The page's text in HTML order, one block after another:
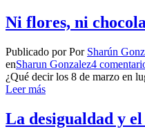
Ni flores, ni
Publicado por Por Sharún
enSharun Gonzalez4
¿Qué decir los 8 de marzo en
Leer más
La desigualdad y el